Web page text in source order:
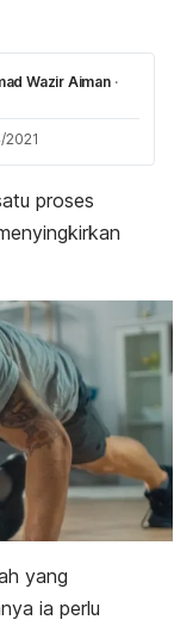
Wazir Aiman ·
proses
yang
ia perlu